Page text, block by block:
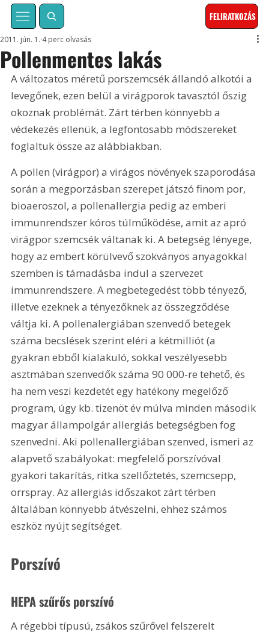
FELIRATKOZÁS
Pollenmentes lakás
2011. jún. 1. 4 perc olvasás
A változatos méretű porszemcsék állandó alkotói a
levegőnek, ezen belül a virágporok tavasztól őszig
okoznak problémát. Zárt térben könnyebb a
védekezés ellenük, a legfontosabb módszereket
foglaltuk össze az alábbiakban.
A pollen (virágpor) a virágos növények szaporodása
során a megporzásban szerepet játszó finom por,
bioaeroszol, a pollenallergia pedig az emberi
immunrendszer kóros túlműködése, amit az apró
virágpor szemcsék váltanak ki. A betegség lényege,
hogy az embert körülvevő szokványos anyagokkal
szemben is támadásba indul a szervezet
immunrendszere. A megbetegedést több tényező,
illetve ezeknek a tényezőknek az összegződése
váltja ki. A pollenalergiában szenvedő betegek
száma becslések szerint eléri a kétmilliót (a
gyakran ebből kialakuló, sokkal veszélyesebb
asztmában szenvedők száma 90 000-re tehető, és
ha nem veszi kezdetét egy hatékony megelőző
program, úgy kb. tizenöt év múlva minden második
magyar állampolgár allergiás betegségben fog
szenvedni. Aki pollenallergiában szenved, ismeri az
alapvető szabályokat: megfelelő porszívóval
gyakori takarítás, ritka szellőztetés, szemcsepp,
orrspray. Az allergiás időszakot zárt térben
általában könnyebb átvészelni, ehhez számos
eszköz nyújt segítséget.
Porszívó
HEPA szűrős porszívó
A régebbi típusú, zsákos szűrővel felszerelt